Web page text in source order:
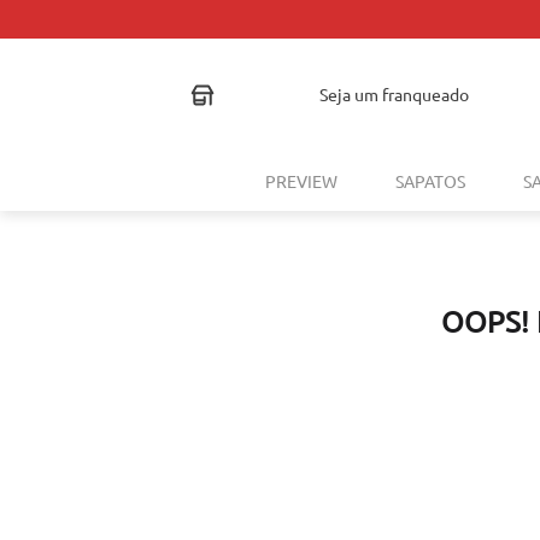
TROCA
seja um franqueado
PREVIEW SAPATOS
OOPS!